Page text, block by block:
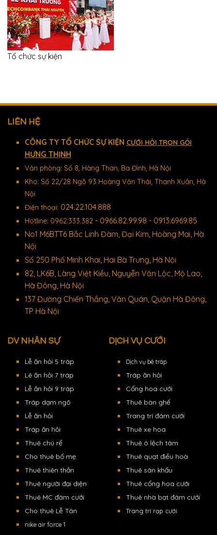
Tổ chức sự kiện
LIÊN HỆ
CÔNG TY TỔ CHỨC SỰ KIỆN CƯỚI HỎI TRỌN GÓI
HƯNG THỊNH
Văn phòng: Số 8, Hàng Than, Ba Đình, Hà Nội
Kho: Số 22/28 Ngõ 93 Hoàng Văn Thái, Thanh Xuân, Hà
Nội
Điện thoại: 024.22.104.888
Hotline: 0962.333.382 - 0966.82.99.98 - 0913.6969.85
No1 M6BTT6 Bắc Linh Đàm, Đại Kim, Hoàng Mai, Hà
Nội
Số 250 Phố Minh Khai, Hai Bà Trưng, Hà Nội
82, LK6B, Làng Việt Kiều, Nguyễn Văn Lộc, Mộ Lao,
Hà Đông, Hà Nội
137 Đường Chiến Thắng, Văn Quán, Quận Hà Đông,
TP Hà Nội
DV NHÂN SỰ
Lễ ăn hỏi 5 tráp
Lê ăn hỏi 7 tráp
Lễ ăn hỏi 9 tráp
Tráp dạm ngõ
Lễ ăn hỏi
Tráp ăn hỏi
Thuê chú rể
Cho thuê bố mẹ
Thuê thiên thần
Thuê người đại diện
Thuê MC đám cưới
Cho thuê Lễ Tân
nike air force 1
DỊCH VỤ CƯỚI
Dịch vụ bê tráp
Tráp ăn hỏi
Cổng hoa cưới
Thuê bàn ghế
Trang trí đám cưới
Thuê xe hoa
Thuê ô lệch tâm
Thuê quạt điều hoà
Thuê sân khấu
Thuê cổng hoa cưới
Thuê nhà bạt đám cưới
Trang trí rạp cưới